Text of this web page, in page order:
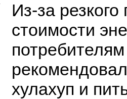
Из-за
стоимости
хулахуп и